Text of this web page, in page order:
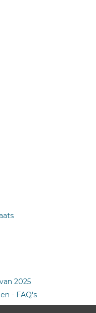
2025
- FAQ's